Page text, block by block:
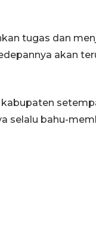
tugas dan
akan
selalu bahu-